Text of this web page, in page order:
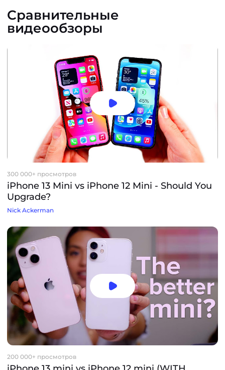
Сравнительные
видеообзоры
300 000+ просмотров
iPhone 13 Mini vs iPhone 12 Mini - Should You
Upgrade?
Nick Ackerman
200 000+ просмотров